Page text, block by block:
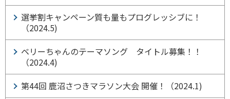
選挙割キャンペーン質も量もプログレッシブに！
（2024.5)
ベリーちゃんのテーマソング タイトル募集！！
（2024.4)
第44回 鹿沼さつきマラソン大会 開催！（2024.1)